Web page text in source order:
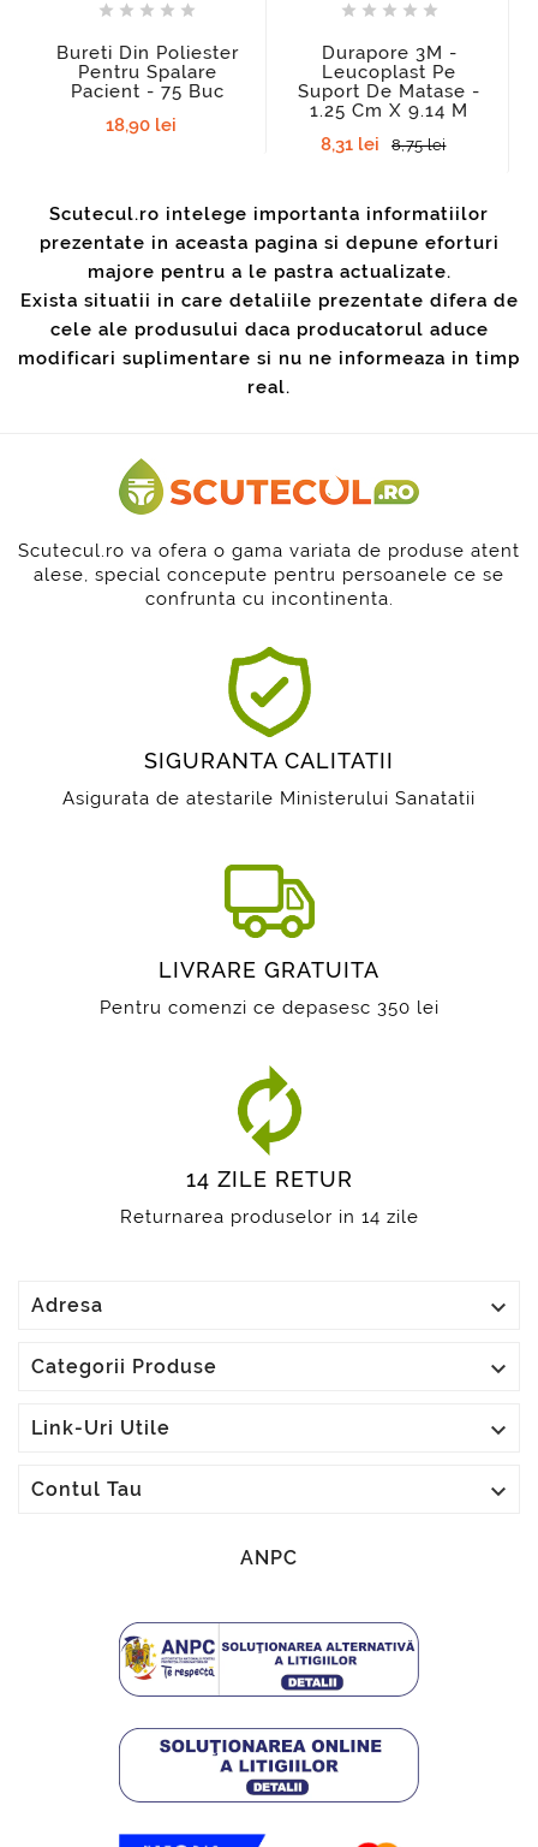
    
Bureti Din Poliester
Pentru Spalare
Pacient - 75 Buc
18,90 lei
    
Durapore 3M -
Leucoplast Pe
Suport De Matase -
1.25 Cm X 9.14 M
8,31 lei
8,75 lei
Scutecul.ro intelege importanta informatiilor
prezentate in aceasta pagina si depune eforturi
majore pentru a le pastra actualizate.
Exista situatii in care detaliile prezentate difera de
cele ale produsului daca producatorul aduce
modificari suplimentare si nu ne informeaza in timp
real.
Scutecul.ro va ofera o gama variata de produse atent
alese, special concepute pentru persoanele ce se
confrunta cu incontinenta.
SIGURANTA CALITATII
Asigurata de atestarile Ministerului Sanatatii
LIVRARE GRATUITA
Pentru comenzi ce depasesc 350 lei
14 ZILE RETUR
Returnarea produselor in 14 zile
Adresa 
Categorii Produse 
Link-Uri Utile 
Contul Tau 
ANPC